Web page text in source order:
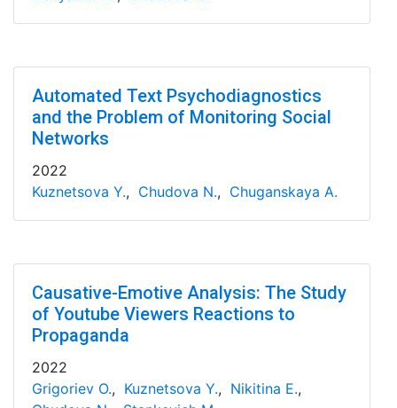
Automated Text Psychodiagnostics
and the Problem of Monitoring Social
Networks
2022
Kuznetsova Y., Chudova N., Chuganskaya A.
Causative-Emotive Analysis: The Study
of Youtube Viewers Reactions to
Propaganda
2022
Grigoriev O., Kuznetsova Y., Nikitina E.,